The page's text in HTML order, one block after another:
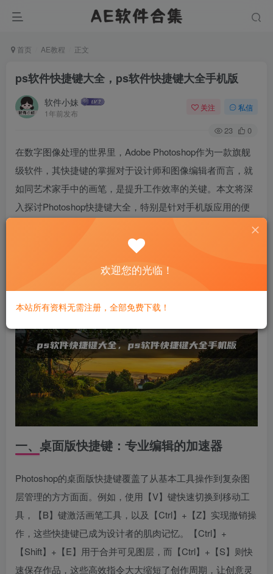
首页 AE教程 正文
ps软件快捷键大全，ps软件快捷键大全手机版
软件小妹
1年前发布
关注 私信
23 0
在数字图像处理的世界里，Adobe Photoshop作为一款旗舰
级软件，其快捷键的掌握对于设计师和图像编辑者而言，就
如同艺术家手中的画笔，是提升工作效率的关键。本文将深
入探讨Photoshop快捷键大全，特别是针对手机版应用的便
一、桌面版快捷键：专业编辑的加速器
Photoshop的桌面版快捷键覆盖了从基本工具操作到复杂图
层管理的方方面面。例如，使用【V】键快速切换到移动工
具，【B】键激活画笔工具，以及【Ctrl】+【Z】实现撤销操
作，这些快捷键已成为设计者的肌肉记忆。【Ctrl】+
【Shift】+【E】用于合并可见图层，而【Ctrl】+【S】则快
速保存作品，这些高效指令大大缩短了创作周期，让创意灵
欢迎您的光临！
本站所有资料无需注册，全部免费下载！